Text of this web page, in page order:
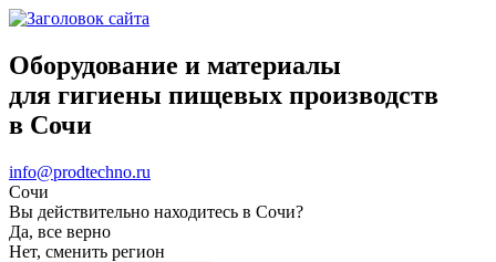
Оборудование и материалы
для гигиены пищевых производств
в Сочи
info@prodtechno.ru
Сочи
Вы действительно находитесь в Сочи?
Да, все верно
Нет, сменить регион